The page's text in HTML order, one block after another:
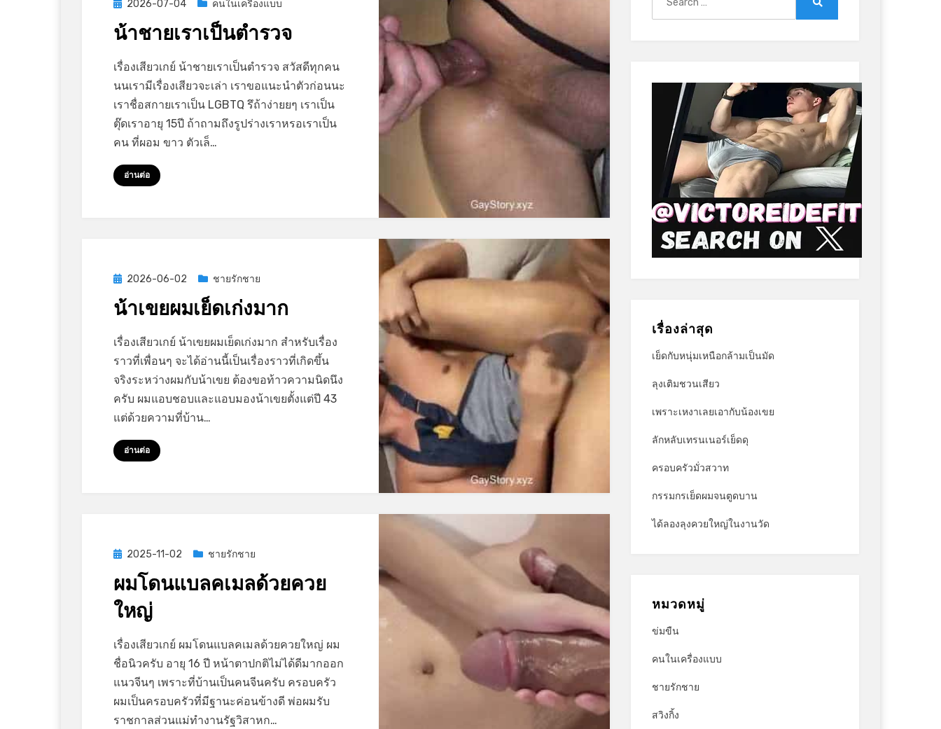
Posted
on
2026-07-04 คนในเครื่องแบบ
น้าชายเราเป็นตำรวจ
byGayStory
Leave a commenton
น้า
ตำรวจ
เรื่องเสียวเกย์ น้าชายเราเป็นตำรวจ สวัสดีทุกคน
นนเรามีเรื่องเสียวจะเล่า เราขอแนะนำตัวก่อนนะ
เราชื่อสกายเราเป็น LGBTQ รึถ้าง่ายยๆ เราเป็น
ตุ๊ดเราอายุ 15ปี ถ้าถามถึงรูปร่างเราหรอเราเป็น
คน ที่ผอม ขาว ตัวเล็…
อ่านต่อ
Posted
on
2026-06-02 ชายรักชาย
น้าเขยผมเย็ดเก่งมาก
byGayStory
Leave a commenton
น้า
เรื่องเสียวเกย์ น้าเขยผมเย็ดเก่งมาก สำหรับเรื่อง
ราวที่เพื่อนๆ จะได้อ่านนี้เป็นเรื่องราวที่เกิดขึ้น
จริงระหว่างผมกับน้าเขย ต้องขอท้าวความนิดนึง
ครับ ผมแอบชอบและแอบมองน้าเขยตั้งแต่ปี 43
แต่ด้วยความที่บ้าน…
อ่านต่อ
Posted
2025-11-02 ชายรักชาย
ผมโดนแบลคเมลด้วยควย
ใหญ่
byGayStory
Leave a commenton
โดน
ลค
เรื่องเสียวเกย์ ผมโดนแบลคเมลด้วยควยใหญ่ ผม
ชื่อนิวครับ อายุ 16 ปี หน้าตาปกติไม่ได้ดีมากออก
แนวจีนๆ เพราะที่บ้านเป็นคนจีนครับ ครอบครัว
ผมเป็นครอบครัวที่มีฐานะค่อนข้างดี พ่อผมรับ
ราชกาลส่วนแม่ทำงานรัฐวิสาหก…
เรื่องล่าสุด
เย็ดกับหนุ่มเหนือกล้ามเป็นมัด
ลุงเติมชวนเสียว
เพราะเหงาเลยเอากับน้องเขย
ลักหลับเทรนเนอร์เย็ดดุ
ครอบครัวมั่วสวาท
กรรมกรเย็ดผมจนตูดบาน
ได้ลองลุงควยใหญ่ในงานวัด
หมวดหมู่
ข่มขืน
คนในเครื่องแบบ
ชายรักชาย
สวิงกิ้ง